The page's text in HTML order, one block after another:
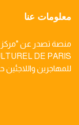
معلومات عنا
للمهاجرين واللاجئين